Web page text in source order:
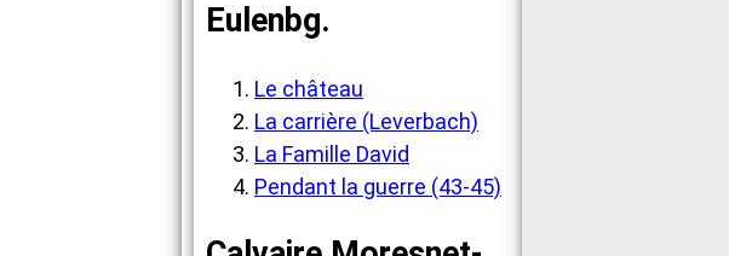
Eulenbg.
Le château
La carrière (Leverbach)
La Famille David
Pendant la guerre (43-45)